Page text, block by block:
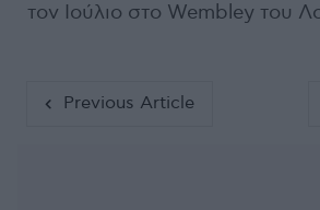
τον Ιούλιο στο Wembley του
Previous Article